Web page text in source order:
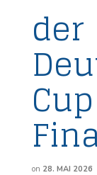
der
on 28. MAI 2026